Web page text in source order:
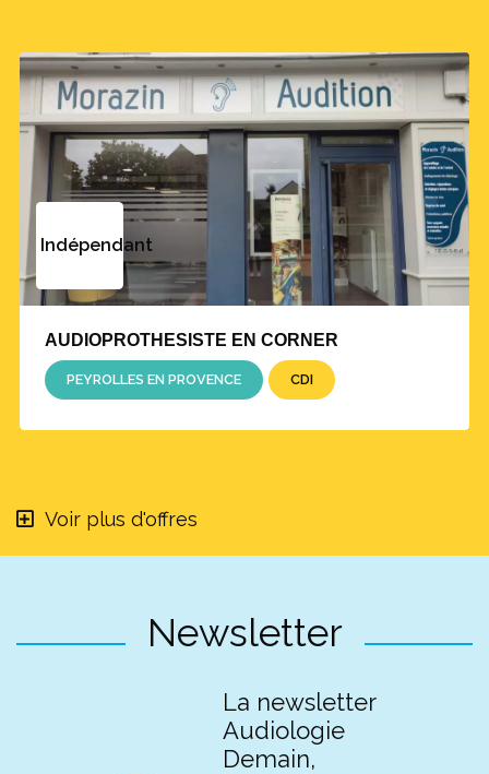
Indépendant
AUDIOPROTHESISTE EN CORNER
PEYROLLES EN PROVENCE CDI
Voir plus d'offres
Newsletter
La newsletter
Audiologie
Demain,